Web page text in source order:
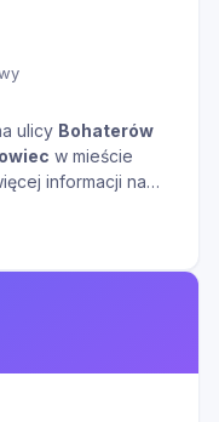
ulicy Bohaterów
w mieście
informacji na